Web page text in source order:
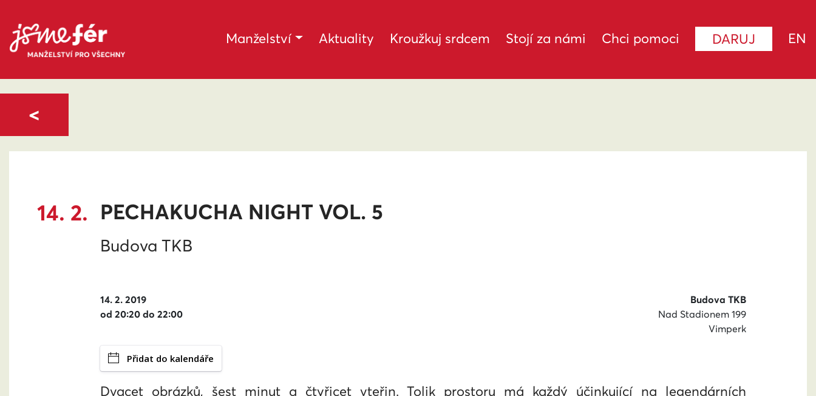
Manželství Aktuality Kroužkuj srdcem Stojí za námi Chci pomoci DARUJ EN
14. 2. PECHAKUCHA NIGHT VOL. 5
Budova TKB
14. 2. 2019
od 20:20 do 22:00
Budova TKB
Nad Stadionem 199
Vimperk
Přidat do kalendáře
Dvacet obrázků, šest minut a čtyřicet vteřin. Tolik prostoru má každý účinkující na legendárních
<